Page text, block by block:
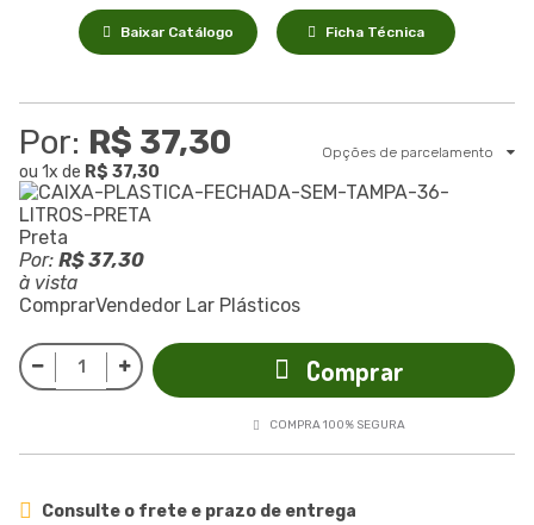
Baixar Catálogo Ficha Técnica
Por: R$ 37,30
ou 1x de R$ 37,30
Opções de parcelamento
Preta
Por: R$ 37,30
à vista
ComprarVendedor Lar Plásticos
Comprar
COMPRA 100% SEGURA
Consulte o frete e prazo de entrega